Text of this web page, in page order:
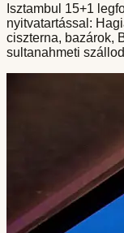
Isztambul 15+1
nyitvatartással:
ciszterna, bazárok,
sultanahmeti